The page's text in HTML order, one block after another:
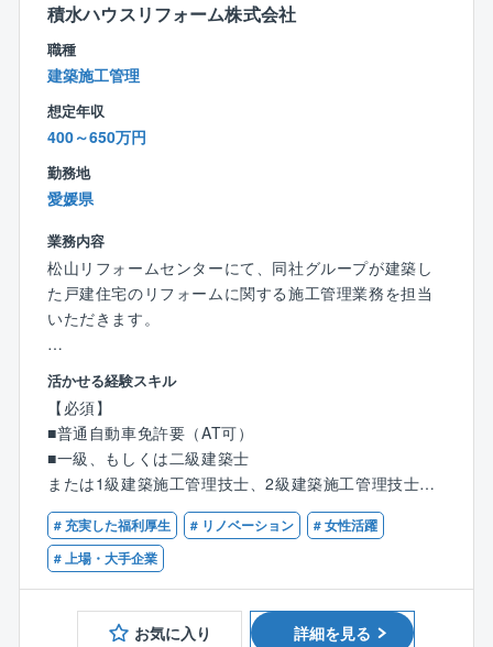
積水ハウスリフォーム株式会社
職種
建築施工管理
想定年収
400～650万円
勤務地
愛媛県
業務内容
松山リフォームセンターにて、同社グループが建築し
た戸建住宅のリフォームに関する施工管理業務を担当
いただきます。
【具体的には】
■現場の施工管理（品質管理、工程管理、原価管理、安
全管理）
■施工を担当する現場の職人さんの技術指導、安全教育
■オーナー様への配慮(進捗状況のご報告、近隣対応)
等
【案件について】
■同社はストック型ビジネスに属しており、積水ハウス
Gのリフォーム事業の売込みを牽引しています。
■案件は平均300万円～と、様々なリフォームがござい
活かせる経験スキル
【必須】
■普通自動車免許要（AT可）
■一級、もしくは二級建築士
または1級建築施工管理技士、2級建築施工管理技士（1
級・2級技士補を含む）いずれか
【歓迎条件】
■戸建住宅のリフォームの設計、積算、施工管理等の経
験のある方
■ゼネコンの現場監督の経験のある方
# 充実した福利厚生 # リノベーション
# 女性活躍
# 上場・大手企業
お気に入り 詳細を見る